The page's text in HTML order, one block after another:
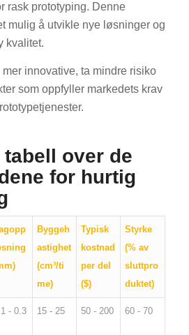
rask prototyping. Denne
mulig å utvikle nye løsninger og
kvalitet.
innovative, ta mindre risiko
som oppfyller markedets krav
over de
for hurtig
Byggeh
astighet
(cm³/ti
me)
Typisk
kostnad
per del
($)
Styrke
(% av
sluttpro
duktet)
- 0.3 15 - 25 50 - 200 60 - 70